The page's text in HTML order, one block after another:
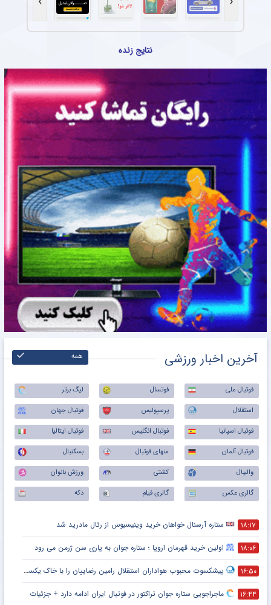
نتایج زنده
آخرین اخبار ورزشی همه
فوتبال ملی فوتسال
لیگ برتر
استقلال
پرسپولیس
فوتبال جهان
فوتبال اسپانیا
فوتبال انگلیس
فوتبال ایتالیا
فوتبال آلمان
منهای فوتبال
بسکتبال
والیبال
کشتی
ورزش بانوان
گالری عکس
گالری فیلم دکه
۱۸:۱۷ ستاره آرسنال خواهان خرید وینیسیوس از رئال مادرید شد
۱۸:۰۶ اولین خرید قهرمان اروپا ؛ ستاره جوان به پاری سن ژرمن می رود
۱۶:۵۰ پیشکسوت محبوب هواداران استقلال رامین رضاییان را با خاک یکسان کرد + جزئیات
۱۶:۴۴ ماجراجویی ستاره جوان تراکتور در فوتبال ایران ادامه دارد + جزئیات